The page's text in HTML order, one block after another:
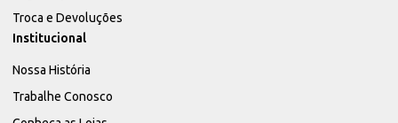
Troca e Devoluções
Institucional
Nossa História
Trabalhe Conosco